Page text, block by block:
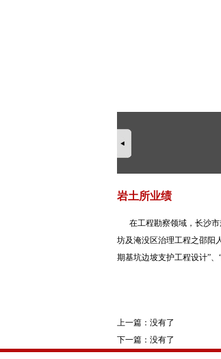
岩土所业绩
在工程勘察领域，长沙市
坊及淹没区治理工程之邵阳
期基坑边坡支护工程设计”、
上一篇：没有了
下一篇：没有了